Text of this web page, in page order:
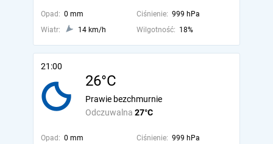
Opad: 0 mm Ciśnienie: 999 hPa
Wiatr:
14 km/h Wilgotność: 18%
21:00
26°C
Odczuwalna 27°C
Prawie bezchmurnie
Opad: 0 mm Ciśnienie: 999 hPa